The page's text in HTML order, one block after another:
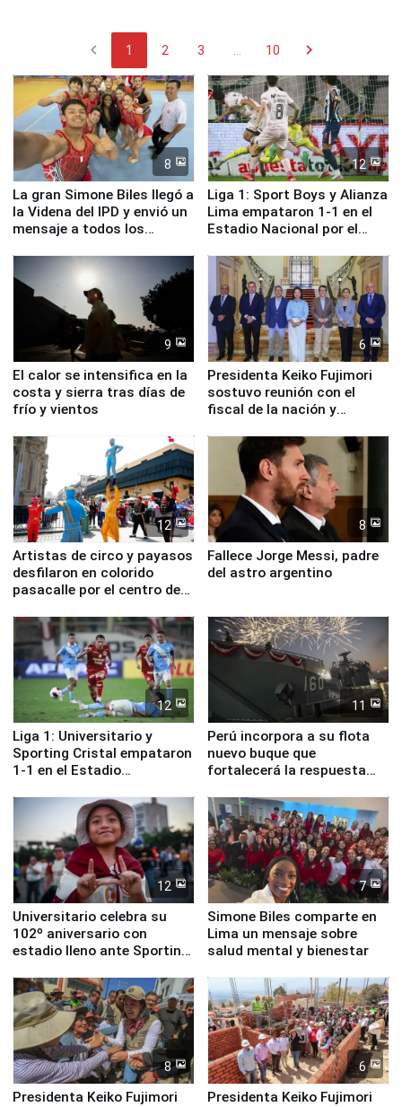
chevron_left 1 2 3 10 chevron_right
8
La gran Simone Biles llegó a
la Videna del IPD y envió un
mensaje a todos los
12
Liga 1: Sport Boys y Alianza
Lima empataron 1-1 en el
Estadio Nacional por el
9
El calor se intensifica en la
costa y sierra tras días de
frío y vientos
6
Presidenta Keiko Fujimori
sostuvo reunión con el
fiscal de la nación y
12
Artistas de circo y payasos
desfilaron en colorido
pasacalle por el centro de
8
Fallece Jorge Messi, padre
del astro argentino
12
Liga 1: Universitario y
Sporting Cristal empataron
1-1 en el Estadio
11
Perú incorpora a su flota
nuevo buque que
fortalecerá la respuesta
12
Universitario celebra su
102º aniversario con
estadio lleno ante Sporting
7
Simone Biles comparte en
Lima un mensaje sobre
salud mental y bienestar
8
Presidenta Keiko Fujimori
6
Presidenta Keiko Fujimori